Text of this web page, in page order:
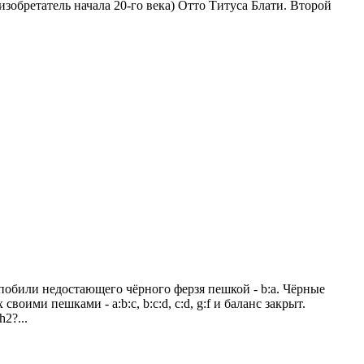
начала 20-го века) Отто Титуса Блати. Второй
недостающего чёрного ферзя пешкой - b:a. Чёрные
пешками - a:b:c, b:c:d, c:d, g:f и баланс закрыт.